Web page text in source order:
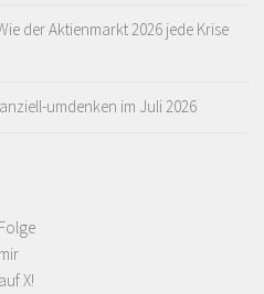
der Aktienmarkt 2026 jede Krise
umdenken im Juli 2026
Folge
mir
auf X!